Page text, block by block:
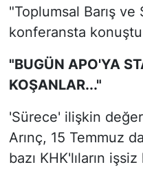
"Toplumsal Barış ve
konferansta
"BUGÜN APO'YA
KOŞANLAR..."
'Sürece' ilişkin
Arınç, 15 Temmuz
bazı KHK'lıların